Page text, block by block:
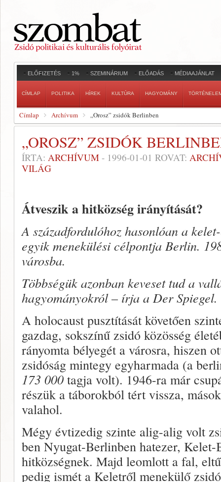
ELŐFIZETÉS 1% SZEMINÁRIUM ELŐADÁS MÉDIAAJÁNLAT
CÍMLAP POLITIKA HÍREK KULTÚRA HAGYOMÁNY
Címlap Archívum „Orosz” zsidók Berlinben
„OROSZ” ZSIDÓK
ÍRTA: ARCHÍVUM - 1996-01-01 ROVAT:
VILÁG
Átveszik a hitközség irányítását?
A századfordulóhoz hasonlóan a
egyik menekülési célpontja Berlin.
városba.
Többségük azonban keveset tud a
hagyományokról– írja a Der Spiegel.
A holocaust pusztítását köve­tően
gazdag, sokszínű zsidó közösség
rányomta bélyegét a városra, hiszen
zsidóság mintegy egyharmada (a
173 000 tagja volt). 1946-ra már
részük a táborokból tért vissza,
valahol.
Mégy évtizedig szinte alig-alig volt
ben Nyugat-Berlinben hatezer,
hitközségnek. Majd leomlott a fal,
pedig is­mét a Keletről menekülő